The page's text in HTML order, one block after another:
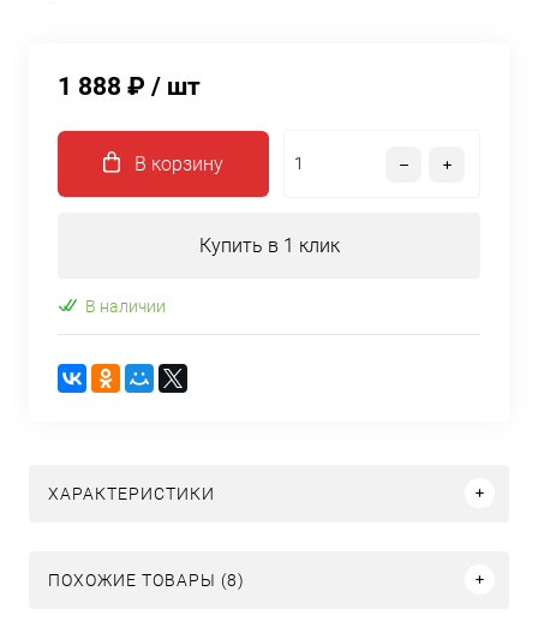
1 888 ₽ / шт
В корзину
Купить в 1 клик
В наличии
ХАРАКТЕРИСТИКИ
ПОХОЖИЕ ТОВАРЫ (8)